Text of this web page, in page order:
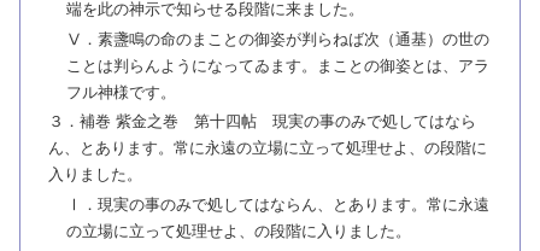
端を此の神示で知らせる段階に来ました。
Ⅴ．素盞鳴の命のまことの御姿が判らねば次（通基）の世の
ことは判らんようになってゐます。まことの御姿とは、アラ
フル神様です。
３．補巻 紫金之巻 第十四帖 現実の事のみで処してはなら
ん、とあります。常に永遠の立場に立って処理せよ、の段階に
入りました。
Ⅰ．現実の事のみで処してはならん、とあります。常に永遠
の立場に立って処理せよ、の段階に入りました。